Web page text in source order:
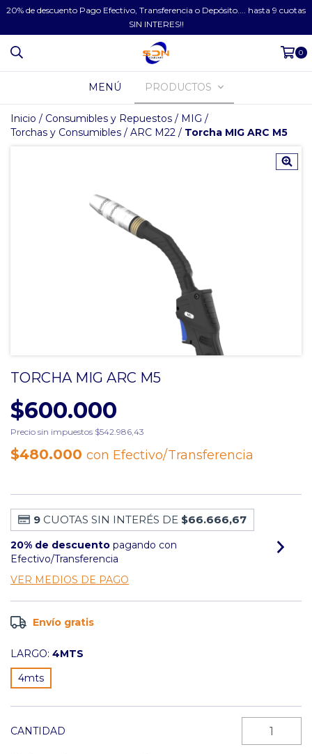
20% de descuento Pago Efectivo, Transferencia o Depósito.... hasta 9 cuotas
SIN INTERES!!
0
MENÚ PRODUCTOS
Inicio / Consumibles y Repuestos / MIG /
Torchas y Consumibles / ARC M22 / Torcha MIG ARC M5
TORCHA MIG ARC M5
$600.000
Precio sin impuestos $542.986,43
$480.000 con Efectivo/Transferencia
9 CUOTAS SIN INTERÉS DE $66.666,67
20% de descuento pagando con
Efectivo/Transferencia
VER MEDIOS DE PAGO
Envío gratis
LARGO: 4MTS
4mts
CANTIDAD